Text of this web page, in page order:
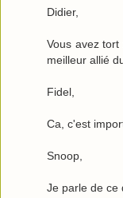
Didier,
Vous avez
meilleur allié
Fidel,
Ca, c'est
Snoop,
Je parle de ce